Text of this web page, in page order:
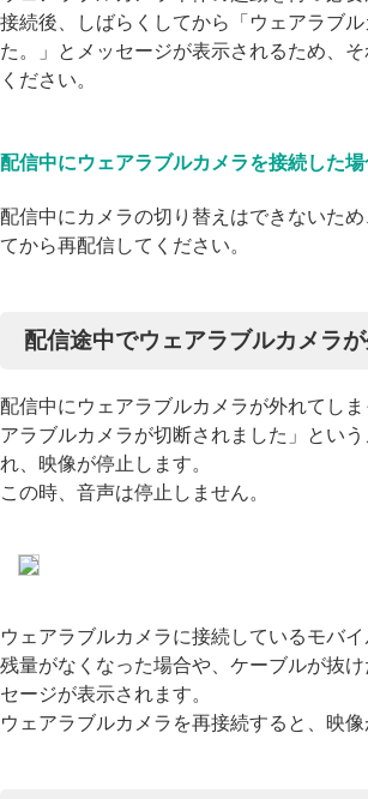
接続後、しばらくしてから「ウェアラブ
た。」とメッセージが表示されるため、
ください。
配信中にウェアラブルカメラを接続した場
配信中にカメラの切り替えはできないた
てから再配信してください。
配信途中でウェアラブルカメラ
配信中にウェアラブルカメラが外れてし
アラブルカメラが切断されました」とい
れ、映像が停止します。
この時、音声は停止しません。
ウェアラブルカメラに接続しているモバ
残量がなくなった場合や、ケーブルが抜
セージが表示されます。
ウェアラブルカメラを再接続すると、映像